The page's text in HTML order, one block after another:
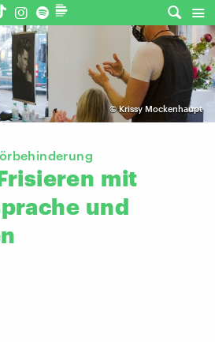
©Krissy Mockenhaupt
mit
und